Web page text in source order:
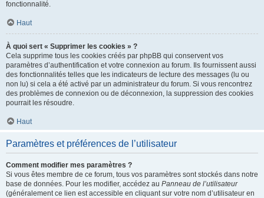
fonctionnalité.
Haut
À quoi sert « Supprimer les cookies » ?
Cela supprime tous les cookies créés par phpBB qui conservent vos
paramètres d’authentification et votre connexion au forum. Ils fournissent aussi
des fonctionnalités telles que les indicateurs de lecture des messages (lu ou
non lu) si cela a été activé par un administrateur du forum. Si vous rencontrez
des problèmes de connexion ou de déconnexion, la suppression des cookies
pourrait les résoudre.
Haut
Paramètres et préférences de l’utilisateur
Comment modifier mes paramètres ?
Si vous êtes membre de ce forum, tous vos paramètres sont stockés dans notre
base de données. Pour les modifier, accédez au Panneau de l’utilisateur
(généralement ce lien est accessible en cliquant sur votre nom d’utilisateur en